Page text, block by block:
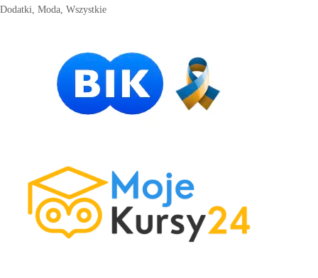
Dodatki Moda Wszystkie